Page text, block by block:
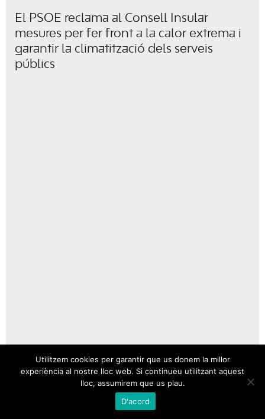
El PSOE reclama al Consell Insular
mesures per fer front a la calor extrema i
garantir la climatització dels serveis
públics
Utilitzem cookies per garantir que us donem la millor
experiència al nostre lloc web. Si continueu utilitzant aquest
lloc, assumirem que us plau.
D'acord